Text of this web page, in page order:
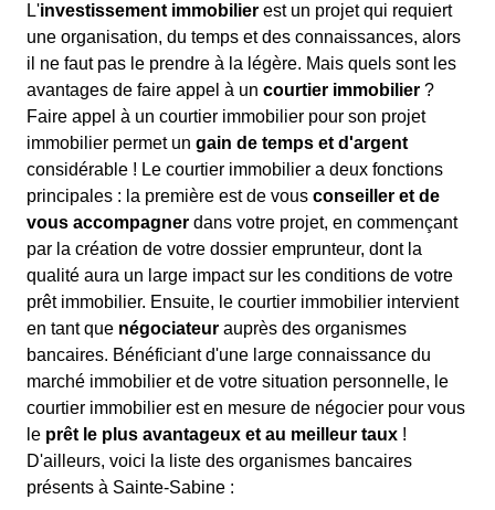
L'investissement immobilier est un projet qui requiert
une organisation, du temps et des connaissances, alors
il ne faut pas le prendre à la légère. Mais quels sont les
avantages de faire appel à un courtier immobilier ?
Faire appel à un courtier immobilier pour son projet
immobilier permet un gain de temps et d'argent
considérable ! Le courtier immobilier a deux fonctions
principales : la première est de vous conseiller et de
vous accompagner dans votre projet, en commençant
par la création de votre dossier emprunteur, dont la
qualité aura un large impact sur les conditions de votre
prêt immobilier. Ensuite, le courtier immobilier intervient
en tant que négociateur auprès des organismes
bancaires. Bénéficiant d'une large connaissance du
marché immobilier et de votre situation personnelle, le
courtier immobilier est en mesure de négocier pour vous
le prêt le plus avantageux et au meilleur taux !
D'ailleurs, voici la liste des organismes bancaires
présents à Sainte-Sabine :